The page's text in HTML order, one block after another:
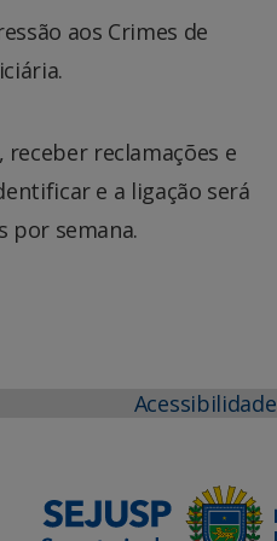
aos Crimes de
reclamações e
e a ligação será
por semana.
Acessibilidade